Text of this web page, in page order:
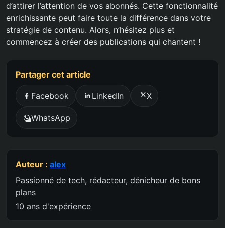
d’attirer l’attention de vos abonnés. Cette fonctionnalité
enrichissante peut faire toute la différence dans votre
stratégie de contenu. Alors, n’hésitez plus et
commencez à créer des publications qui chantent !
Partager cet article
Facebook LinkedIn X
WhatsApp
Auteur : alex
Passionné de tech, rédacteur, dénicheur de bons
plans
10 ans d'expérience